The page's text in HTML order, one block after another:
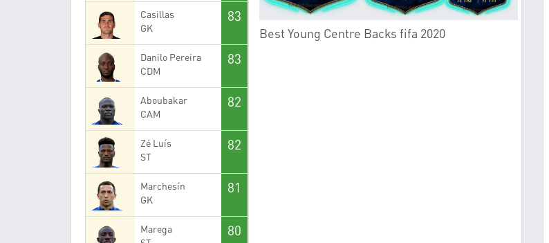
Casillas
GK
83
Danilo Pereira
CDM
83
Aboubakar
CAM
82
Zé Luís
ST
82
Marchesín
GK
81
Marega
80
Best Young Centre Backs fifa 2020